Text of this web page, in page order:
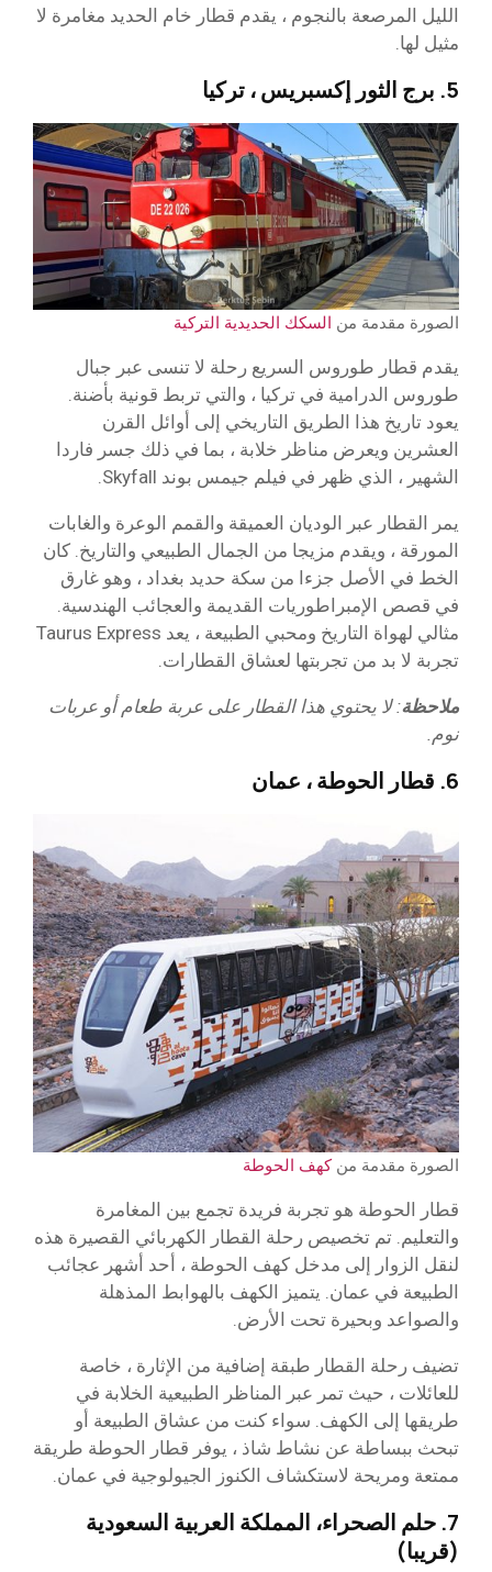
الليل المرصعة بالنجوم ، يقدم قطار خام الحديد مغامرة لا
مثيل لها.
5. برج الثور إكسبريس ، تركيا
الصورة مقدمة من السكك الحديدية التركية
يقدم قطار طوروس السريع رحلة لا تنسى عبر جبال
طوروس الدرامية في تركيا ، والتي تربط قونية بأضنة.
يعود تاريخ هذا الطريق التاريخي إلى أوائل القرن
العشرين ويعرض مناظر خلابة ، بما في ذلك جسر فاردا
الشهير ، الذي ظهر في فيلم جيمس بوند Skyfall.
يمر القطار عبر الوديان العميقة والقمم الوعرة والغابات
المورقة ، ويقدم مزيجا من الجمال الطبيعي والتاريخ. كان
الخط في الأصل جزءا من سكة حديد بغداد ، وهو غارق
في قصص الإمبراطوريات القديمة والعجائب الهندسية.
مثالي لهواة التاريخ ومحبي الطبيعة ، يعد Taurus Express
تجربة لا بد من تجربتها لعشاق القطارات.
ملاحظة: لا يحتوي هذا القطار على عربة طعام أو عربات
نوم.
6. قطار الحوطة ، عمان
الصورة مقدمة منكهف الحوطة
قطار الحوطة هو تجربة فريدة تجمع بين المغامرة
والتعليم. تم تخصيص رحلة القطار الكهربائي القصيرة هذه
لنقل الزوار إلى مدخل كهف الحوطة ، أحد أشهر عجائب
الطبيعة في عمان. يتميز الكهف بالهوابط المذهلة
والصواعد وبحيرة تحت الأرض.
تضيف رحلة القطار طبقة إضافية من الإثارة ، خاصة
للعائلات ، حيث تمر عبر المناظر الطبيعية الخلابة في
طريقها إلى الكهف. سواء كنت من عشاق الطبيعة أو
تبحث ببساطة عن نشاط شاذ ، يوفر قطار الحوطة طريقة
ممتعة ومريحة لاستكشاف الكنوز الجيولوجية في عمان.
7. حلم الصحراء، المملكة العربية السعودية
(قريبا)